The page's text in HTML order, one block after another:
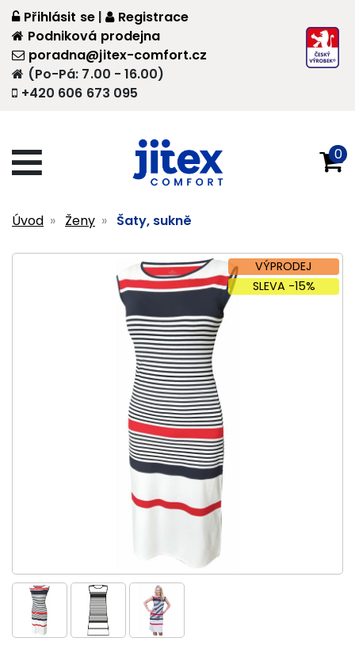
+420 606 673 095
(Po-Pá: 7.00 - 16.00)
poradna@jitex-comfort.cz
Přihlásit se |
Registrace
Podniková prodejna
0
Úvod Ženy Šaty, sukně
VÝPRODEJ
SLEVA -15%